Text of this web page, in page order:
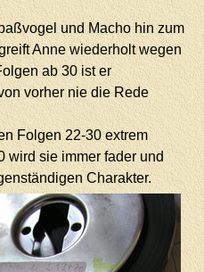
und Macho hin zum
Anne wiederholt wegen
ab 30 ist er
vorher nie die Rede
Folgen 22-30 extrem
wird sie immer fader und
Charakter.